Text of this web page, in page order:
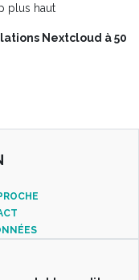
plus haut
Nextcloud à 50